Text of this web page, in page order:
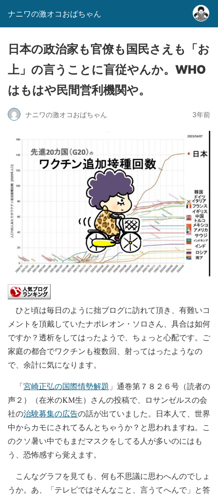
ナニワの激オコおばちゃん
日本の政治家も官僚も国民さえも「お
上」の言うことに盲従やんか。WHO
はもはや民間営利機関や。
ナニワの激オコおばちゃん 3年前
ひと頃は毎日のように拙ブログに訪れて頂き、有難いコ
メントを頂戴していたナポレオン・ソロさん、具合は如何
ですか？透析をしてはったようで、ちょっと心配です。ご
家庭の都合でワクチンも複数回、射ってはったようなの
で、余計に気になります。
「宮崎正弘の国際情勢解題 」通巻第７８２６号（読者の
声２）（在米のKM生）さんの投稿で、ロサンゼルスの会
社の治験募集の広告の話が出ていました。日本人て、世界
中からカモにされてるんとちゃうか？と思われますね。こ
のクソ暑い中でもまだマスクをしてる人が多いのにはも
う、恐怖感すら覚えます。
こんなグラフを見ても、何も不思議に思わへんのでしょ
うか。あ、「テレビではそんなこと、言うてへんで」と答